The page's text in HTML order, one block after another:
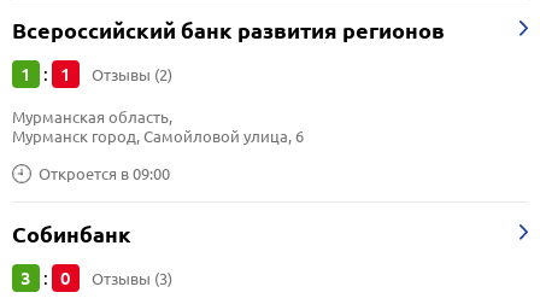
Всероссийский банк развития регионов
1 : 1 Отзывы (2)
Откроется в 09:00
Мурманская область,
Мурманск город, Самойловой улица, 6
Собинбанк
3 : 0 Отзывы (3)